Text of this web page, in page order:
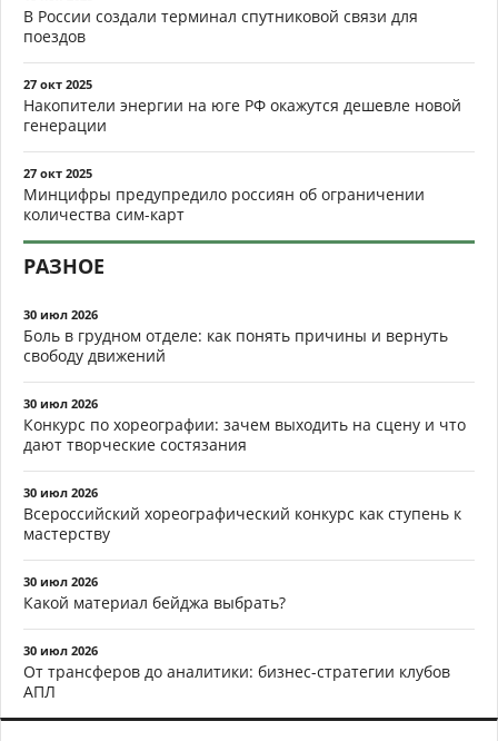
В России создали терминал спутниковой связи для
поездов
27 окт 2025
Накопители энергии на юге РФ окажутся дешевле новой
генерации
27 окт 2025
Минцифры предупредило россиян об ограничении
количества сим-карт
РАЗНОЕ
30 июл 2026
Боль в грудном отделе: как понять причины и вернуть
свободу движений
30 июл 2026
Конкурс по хореографии: зачем выходить на сцену и что
дают творческие состязания
30 июл 2026
Всероссийский хореографический конкурс как ступень к
мастерству
30 июл 2026
Какой материал бейджа выбрать?
30 июл 2026
От трансферов до аналитики: бизнес-стратегии клубов
АПЛ